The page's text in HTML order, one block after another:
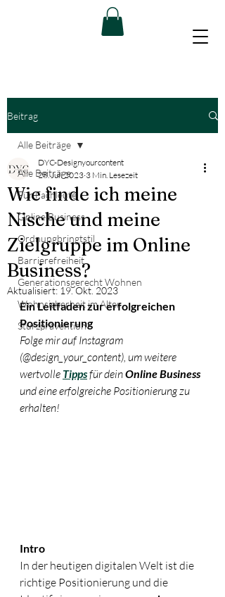
Beitrag
Alle Beiträge
Für Fachleute
Online Business
Ordnungbringtstil
Barrierefreiheit
Generationsgerecht Wohnen
Wohnsicherheit im Alter
Sturzprävention
Alle Beiträge
Wie finde ich meine
Nische und meine
Zielgruppe im Online
Business?
DYC-Designyourcontent
28. Juli 2023 3 Min. Lesezeit
Aktualisiert: 19. Okt. 2023
Ein Leitfaden zur erfolgreichen
Positionierung
Folge mir auf Instagram
(@design_your_content), um weitere
wertvolle Tipps für dein Online Business
und eine erfolgreiche Positionierung zu
erhalten!
Intro
In der heutigen digitalen Welt ist die
richtige Positionierung und die